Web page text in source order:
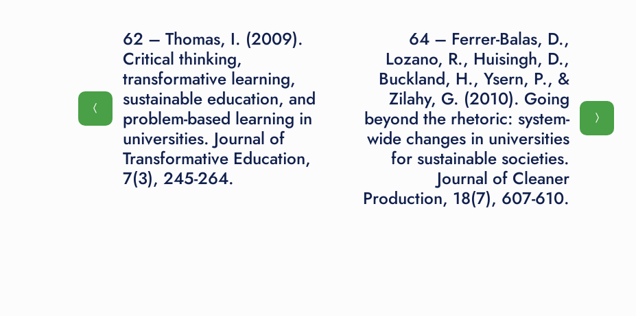
62 – Thomas, I. (2009).
Critical thinking,
transformative learning,
sustainable education, and
problem-based learning in
universities. Journal of
Transformative Education,
7(3), 245-264.
64 – Ferrer-Balas, D.,
Lozano, R., Huisingh, D.,
Buckland, H., Ysern, P., &
Zilahy, G. (2010). Going
beyond the rhetoric: system-
wide changes in universities
for sustainable societies.
Journal of Cleaner
Production, 18(7), 607-610.